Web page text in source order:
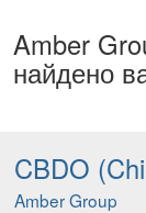
Amber
найдено
CBDO
Amber Group